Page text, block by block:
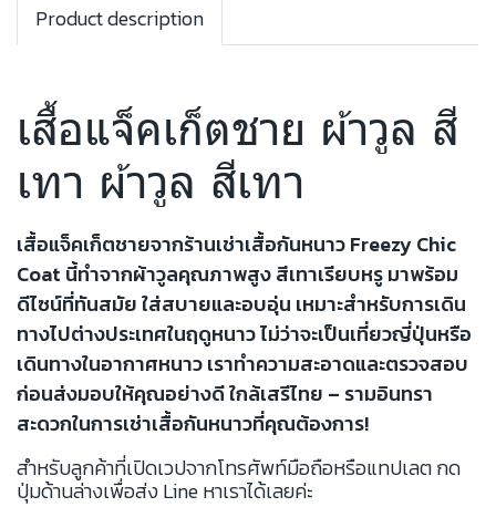
Product description
เสื้อแจ็คเก็ตชาย ผ้าวูล สี
เทา ผ้าวูล สีเทา
เสื้อแจ็คเก็ตชายจากร้านเช่าเสื้อกันหนาว Freezy Chic
Coat นี้ทำจากผ้าวูลคุณภาพสูง สีเทาเรียบหรู มาพร้อม
ดีไซน์ที่ทันสมัย ใส่สบายและอบอุ่น เหมาะสำหรับการเดิน
ทางไปต่างประเทศในฤดูหนาว ไม่ว่าจะเป็นเที่ยวญี่ปุ่นหรือ
เดินทางในอากาศหนาว เราทำความสะอาดและตรวจสอบ
ก่อนส่งมอบให้คุณอย่างดี ใกล้เสรีไทย – รามอินทรา
สะดวกในการเช่าเสื้อกันหนาวที่คุณต้องการ!
สำหรับลูกค้าที่เปิดเวปจากโทรศัพท์มือถือหรือแทปเลต กด
ปุ่มด้านล่างเพื่อส่ง Line หาเราได้เลยค่ะ